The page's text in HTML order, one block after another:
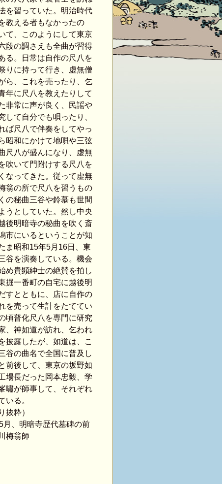
を習っていた。明治時代
教える者もなかったの
て、このようにして東京
段の調さえも全曲が習得
る。日常は自作の尺八を
りに持って行き、虚無僧
ら、これを売ったり、乞
年に尺八を教えたりして
非常に声が良く、民謡や
して自分でも唄ったり、
ば尺八で伴奏をしてやっ
昭和にかけて地唄や三弦
尺八が盛んになり、虚無
吹いて門附けする尺八を
なってきた。従って虚無
翁の所で尺八を習うもの
の秘曲三谷や鈴慕も世間
うとしていた。然し中央
後明暗寺の秘曲を吹く斎
市にいるということが知
ま昭和15年5月16日、東
谷を演奏している。機会
め貴顕紳士の絶賛を拍し
掘一番町の自宅に越後明
すとともに、店に自作の
を売って生計をたててい
頃普化尺八を専門に研究
、神如道が訪れ、乞われ
披露したが、如道は、こ
谷の曲名で全国に普及し
前後して、東京の坂野如
場長だった岡本忠毅、学
嘯が師事して、それぞれ
いる。
抜粋）
月、明暗寺歴代墓碑の前
梅翁師